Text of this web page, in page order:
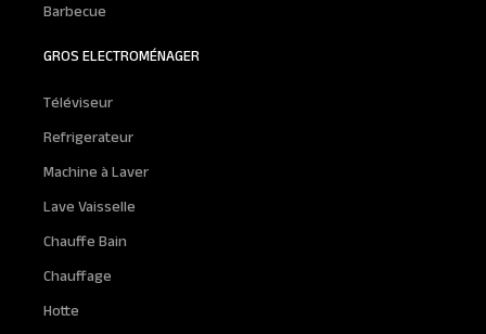
Barbecue
GROS ELECTROMÉNAGER
Téléviseur
Refrigerateur
Machine à Laver
Lave Vaisselle
Chauffe Bain
Chauffage
Hotte